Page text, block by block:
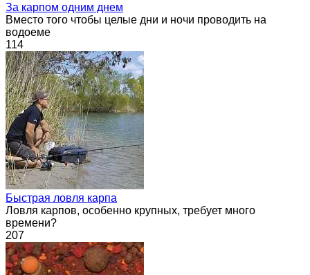
За карпом одним днем
Вместо того чтобы целые дни и ночи проводить на
водоеме
114
Быстрая ловля карпа
Ловля карпов, особенно крупных, требует много
времени?
207